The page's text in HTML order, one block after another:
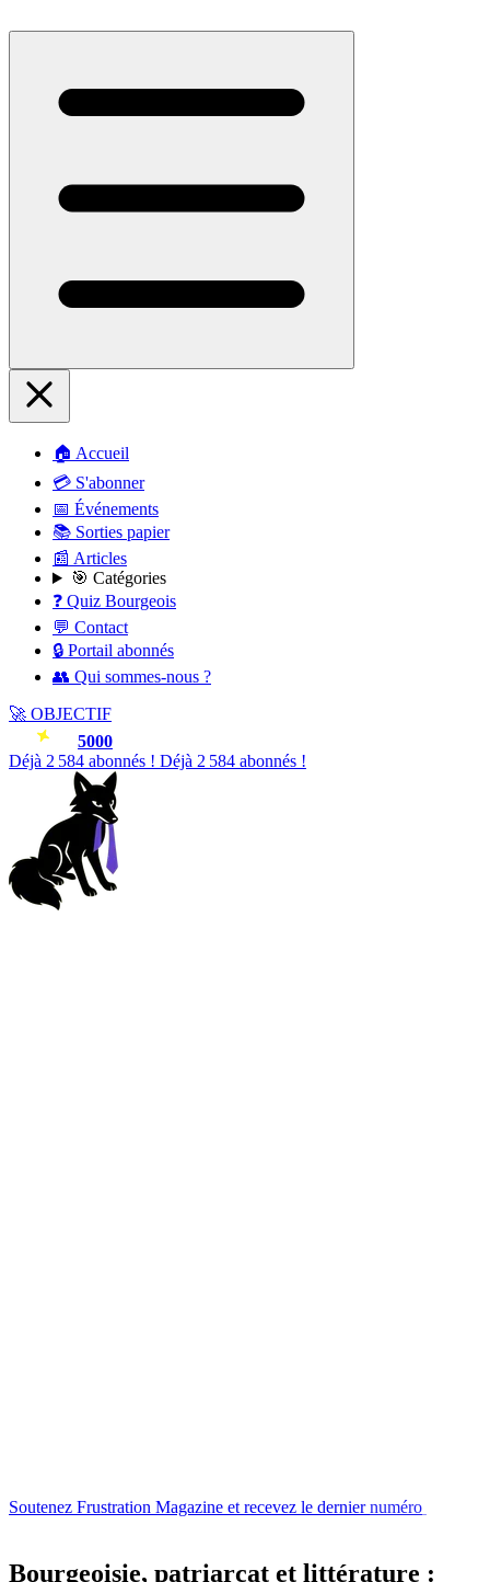
🏠 Accueil
💳 S'abonner
📅 Événements
📚 Sorties papier
📰 Articles
🎯 Catégories
❓ Quiz Bourgeois
💬 Contact
🔒 Portail abonnés
👥 Qui sommes-nous ?
🚀 OBJECTIF
5000
Déjà 2 587 abonnés ! Déjà 2 587 abonnés !
Soutenez Frustration Magazine et recevez le dernier numéro
Bourgeoisie, patriarcat et littérature :